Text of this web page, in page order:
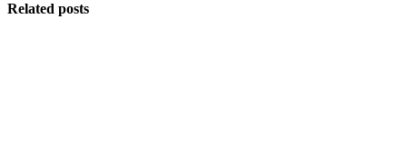
Related posts